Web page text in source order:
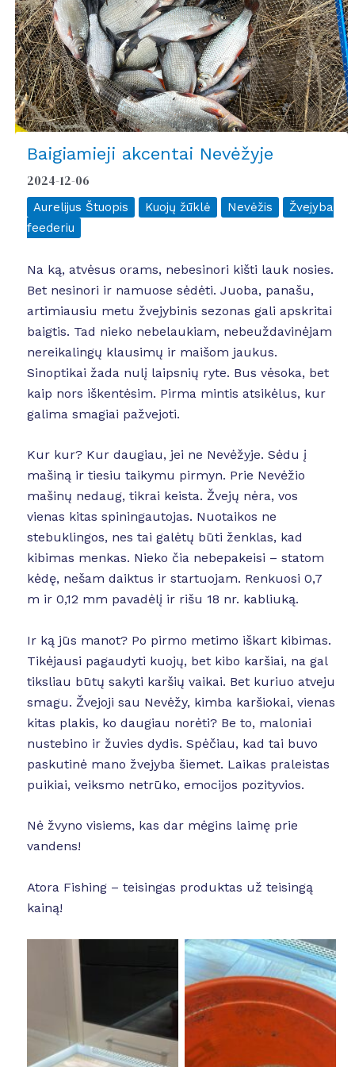
Baigiamieji akcentai Nevėžyje
2024-12-06
Aurelijus Štuopis Kuojų žūklė Nevėžis
Žvejyba
feederiu
Na ką, atvėsus orams, nebesinori kišti lauk nosies.
Bet nesinori ir namuose sėdėti. Juoba, panašu,
artimiausiu metu žvejybinis sezonas gali apskritai
baigtis. Tad nieko nebelaukiam, nebeuždavinėjam
nereikalingų klausimų ir maišom jaukus.
Sinoptikai žada nulį laipsnių ryte. Bus vėsoka, bet
kaip nors iškentėsim. Pirma mintis atsikėlus, kur
galima smagiai pažvejoti.
Kur kur? Kur daugiau, jei ne Nevėžyje. Sėdu į
mašiną ir tiesiu taikymu pirmyn. Prie Nevėžio
mašinų nedaug, tikrai keista. Žvejų nėra, vos
vienas kitas spiningautojas. Nuotaikos ne
stebuklingos, nes tai galėtų būti ženklas, kad
kibimas menkas. Nieko čia nebepakeisi – statom
kėdę, nešam daiktus ir startuojam. Renkuosi 0,7
m ir 0,12 mm pavadėlį ir rišu 18 nr. kabliuką.
Ir ką jūs manot? Po pirmo metimo iškart kibimas.
Tikėjausi pagaudyti kuojų, bet kibo karšiai, na gal
tiksliau būtų sakyti karšių vaikai. Bet kuriuo atveju
smagu. Žvejoji sau Nevėžy, kimba karšiokai, vienas
kitas plakis, ko daugiau norėti? Be to, maloniai
nustebino ir žuvies dydis. Spėčiau, kad tai buvo
paskutinė mano žvejyba šiemet. Laikas praleistas
puikiai, veiksmo netrūko, emocijos pozityvios.
Nė žvyno visiems, kas dar mėgins laimę prie
vandens!
Atora Fishing – teisingas produktas už teisingą
kainą!